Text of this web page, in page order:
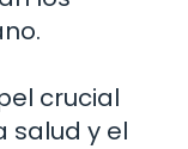
crucial
salud y el